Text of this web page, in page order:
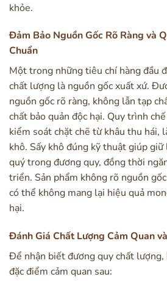
khỏe.
Đảm Bảo Nguồn Gốc Rõ Ràng và
Chuẩn
Một trong những tiêu chí hàng đầu
chất lượng là nguồn gốc xuất xứ.
nguồn gốc rõ ràng, không lẫn tạp
chất bảo quản độc hại. Quy trình
kiểm soát chặt chẽ từ khâu thu hái,
khô. Sấy khô đúng kỹ thuật giúp
quý trong đương quy, đồng thời
triển. Sản phẩm không rõ nguồn
có thể không mang lại hiệu quả
hại.
Đánh Giá Chất Lượng Cảm Quan
Để nhận biết đương quy chất lượng,
đặc điểm cảm quan sau: